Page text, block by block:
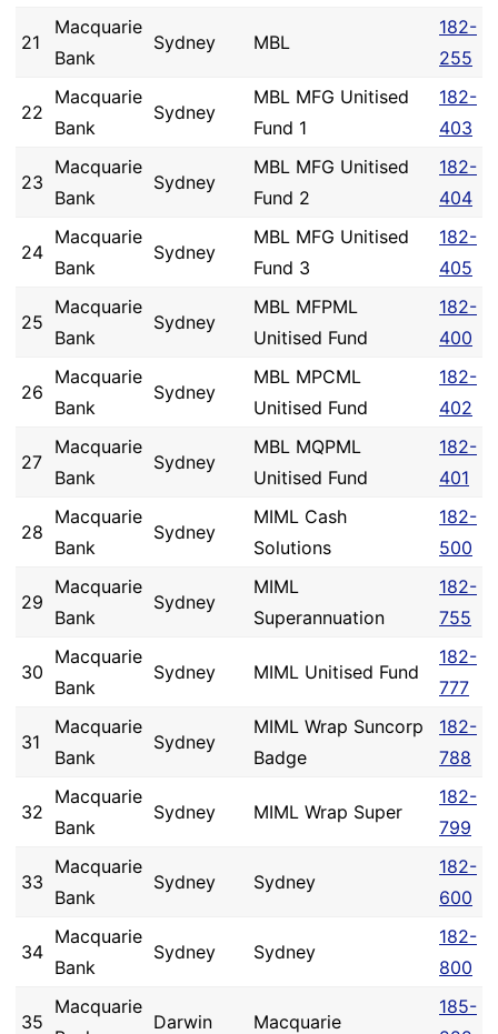
21
Macquarie
Bank
Sydney MBL
182-
255
22
Macquarie
Bank
Sydney
MBL MFG Unitised
Fund 1
182-
403
23
Macquarie
Bank
Sydney
MBL MFG Unitised
Fund 2
182-
404
24
Macquarie
Bank
Sydney
MBL MFG Unitised
Fund 3
182-
405
25
Macquarie
Bank
Sydney
MBL MFPML
Unitised Fund
182-
400
26
Macquarie
Bank
Sydney
MBL MPCML
Unitised Fund
182-
402
27
Macquarie
Bank
Sydney
MBL MQPML
Unitised Fund
182-
401
28
Macquarie
Bank
Sydney
MIML Cash
Solutions
182-
500
29
Macquarie
Bank
Sydney
MIML
Superannuation
182-
755
30
Macquarie
Bank
Sydney MIML Unitised Fund
182-
777
31
Macquarie
Bank
Sydney
MIML Wrap Suncorp
Badge
182-
788
32
Macquarie
Bank
Sydney MIML Wrap Super
182-
799
33
Macquarie
Bank
Sydney Sydney
182-
600
34
Macquarie
Bank
Sydney Sydney
182-
800
35
Macquarie
Darwin Macquarie
185-